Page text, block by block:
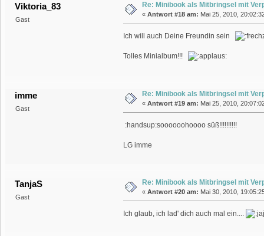
Viktoria_83
Gast
Re: Minibook als Mitbringsel mit
« Antwort #18 am: Mai 25, 2010,
Ich will auch Deine Freundin sein
Tolles Minialbum!!!
imme
Gast
Re: Minibook als Mitbringsel mit
« Antwort #19 am: Mai 25, 2010,
:handsup:soooooohoooo süß!!!!!!!!!!
LG imme
TanjaS
Gast
Re: Minibook als Mitbringsel mit
« Antwort #20 am: Mai 30, 2010,
Ich glaub, ich lad' dich auch mal ein....